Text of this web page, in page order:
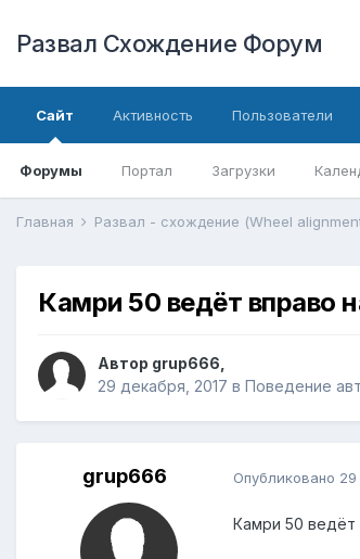
Развал Схождение Форум
Сайт
Форумы Портал Загрузки
Активность Пользователи
Главная Развал - схождение (Wheel
Камри 50 ведёт вправо
Автор grup666
29 декабря, 2017 в Поведение
grup666 Опубликовано 29
Камри 50 ведёт